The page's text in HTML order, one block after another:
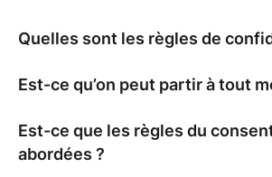
Quelles sont les règles de
Est-ce qu’on peut partir à tout
Est-ce que les règles du
abordées ?